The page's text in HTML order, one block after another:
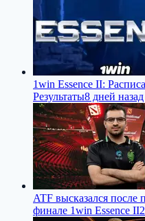
1win Essence II:
Результаты8 дней назад
ATF высказался после
финале 1win Essence II